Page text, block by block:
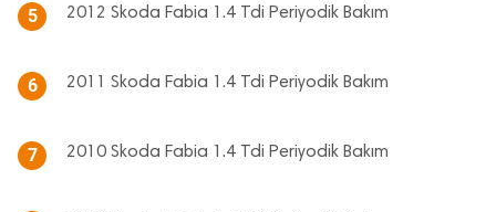
5 2012 Skoda Fabia 1.4 Tdi Periyodik Bakım
6 2011 Skoda Fabia 1.4 Tdi Periyodik Bakım
7 2010 Skoda Fabia 1.4 Tdi Periyodik Bakım